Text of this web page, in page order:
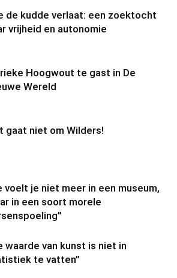
de kudde verlaat: een zoektocht
vrijheid en autonomie
Hoogwout te gast in De
Wereld
gaat niet om Wilders!
voelt je niet meer in een museum,
in een soort morele
waarde van kunst is niet in
te vatten”